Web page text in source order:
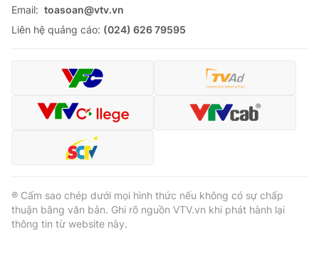
Email: toasoan@vtv.vn
Liên hệ quảng cáo: (024) 626 79595
® Cấm sao chép dưới mọi hình thức nếu không có sự chấp
thuận bằng văn bản. Ghi rõ nguồn VTV.vn khi phát hành lại
thông tin từ website này.